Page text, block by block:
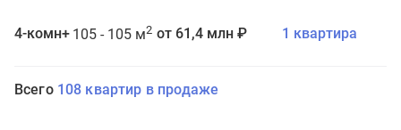
4-комн+ 105 - 105 м2 от 61,4 млн ₽ 1 квартира
Всего 108 квартир в продаже